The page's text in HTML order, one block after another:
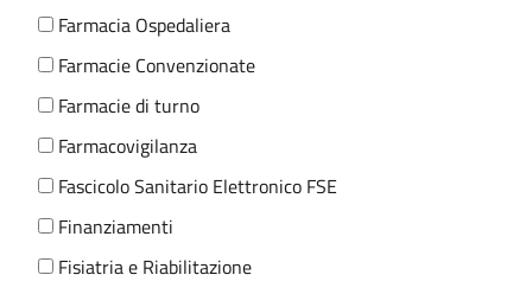
Farmacia Ospedaliera
Farmacie Convenzionate
Farmacie di turno
Farmacovigilanza
Fascicolo Sanitario Elettronico FSE
Finanziamenti
Fisiatria e Riabilitazione